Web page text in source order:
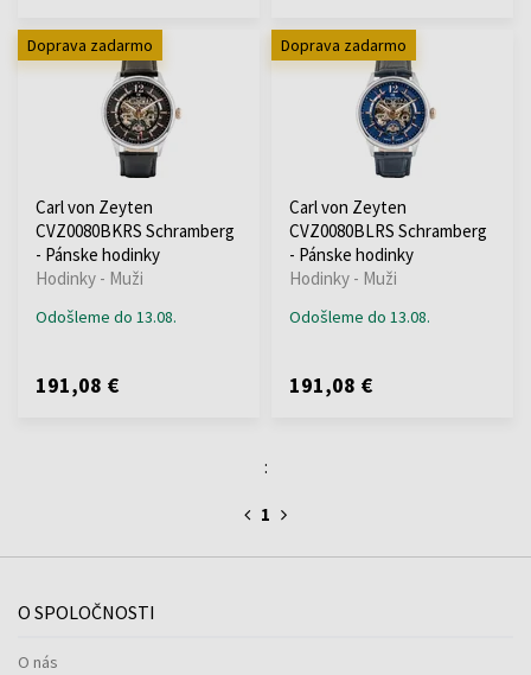
Doprava zadarmo
Carl von Zeyten
CVZ0080BKRS Schramberg
- Pánske hodinky
Hodinky - Muži
Odošleme do 13.08.
191,08 €
Doprava zadarmo
Carl von Zeyten
CVZ0080BLRS Schramberg
- Pánske hodinky
Hodinky - Muži
Odošleme do 13.08.
191,08 €
:
1
O SPOLOČNOSTI
O nás